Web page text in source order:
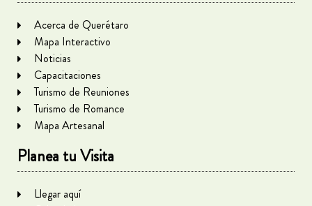
Acerca de Querétaro
Mapa Interactivo
Noticias
Capacitaciones
Turismo de Reuniones
Turismo de Romance
Mapa Artesanal
Planea tu Visita
Llegar aquí